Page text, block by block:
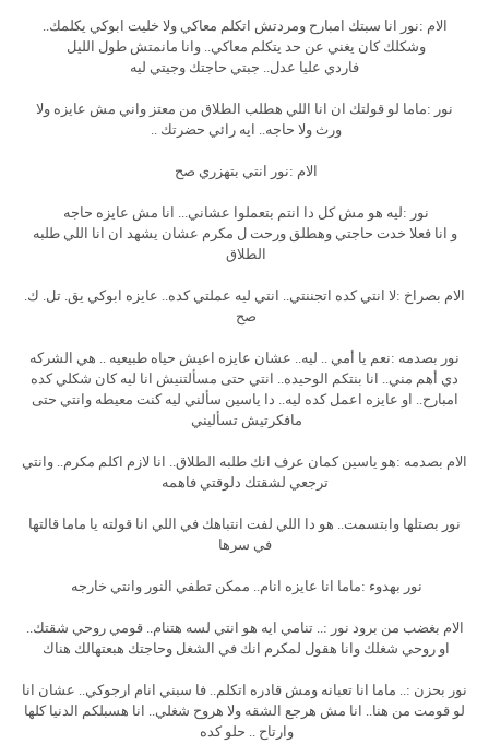
الام :نور انا سبتك امبارح ومردتش اتكلم معاكي ولا خليت ابوكي يكلمك..
وشكلك كان يغني عن حد يتكلم معاكي.. وانا مانمتش طول الليل
فاردي عليا عدل.. جبتي حاجتك وجيتي ليه
نور :ماما لو قولتك ان انا اللي هطلب الطلاق من معتز واني مش عايزه ولا
ورث ولا حاجه.. ايه رائي حضرتك ..
الام :نور انتي بتهزري صح
نور :ليه هو مش كل دا انتم بتعملوا عشاني... انا مش عايزه حاجه
و انا فعلا خدت حاجتي وهطلق ورحت ل مكرم عشان يشهد ان انا اللي طلبه
الطلاق
الام بصراخ :لا انتي كده اتجننتي.. انتي ليه عملتي كده.. عايزه ابوكي يق. تل. ك.
صح
نور بصدمه :نعم يا أمي .. ليه.. عشان عايزه اعيش حياه طبيعيه .. هي الشركه
دي أهم مني.. انا بنتكم الوحيده.. انتي حتى مسألتنيش انا ليه كان شكلي كده
امبارح.. او عايزه اعمل كده ليه.. دا ياسين سألني ليه كنت معيطه وانتي حتى
مافكرتيش تسأليني
الام بصدمه :هو ياسين كمان عرف انك طلبه الطلاق.. انا لازم اكلم مكرم.. وانتي
ترجعي لشقتك دلوقتي فاهمه
نور بصتلها وابتسمت.. هو دا اللي لفت انتباهك في اللي انا قولته يا ماما قالتها
في سرها
نور بهدوء :ماما انا عايزه انام.. ممكن تطفي النور وانتي خارجه
الام بغضب من برود نور :.. تنامي ايه هو انتي لسه هتنام.. قومي روحي شقتك..
او روحي شغلك وانا هقول لمكرم انك في الشغل وحاجتك هبعتهالك هناك
نور بحزن :.. ماما انا تعبانه ومش قادره اتكلم.. فا سبني انام ارجوكي.. عشان انا
لو قومت من هنا.. انا مش هرجع الشقه ولا هروح شغلي.. انا هسبلكم الدنيا كلها
وارتاح .. حلو كده